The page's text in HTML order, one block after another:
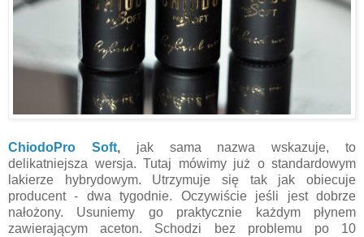
ChiodoPro Soft,jak sama nazwa wskazuje, to
delikatniejsza wersja. Tutaj mówimy już o standardowym
lakierze hybrydowym. Utrzymuje się tak jak obiecuje
producent - dwa tygodnie. Oczywiście jeśli jest dobrze
nałożony. Usuniemy go praktycznie każdym płynem
zawierającym aceton. Schodzi bez problemu po 10